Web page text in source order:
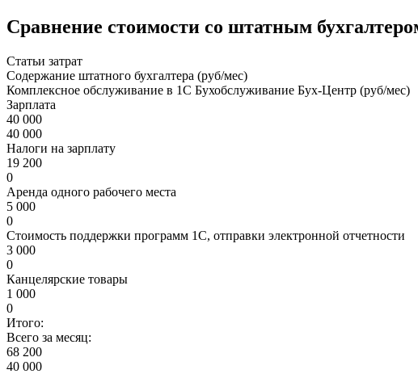
Сравнение стоимости со штатным
Статьи затрат
Содержание штатного бухгалтера (руб/мес)
Комплексное обслуживание в 1С Бухобслуживание Бух-Центр (руб/мес)
Зарплата
40 000
40 000
Налоги на зарплату
19 200
0
Аренда одного рабочего места
5 000
0
Стоимость поддержки программ 1С, отправки электронной отчетности
3 000
0
Канцелярские товары
1 000
0
Итого:
Всего за месяц:
68 200
40 000